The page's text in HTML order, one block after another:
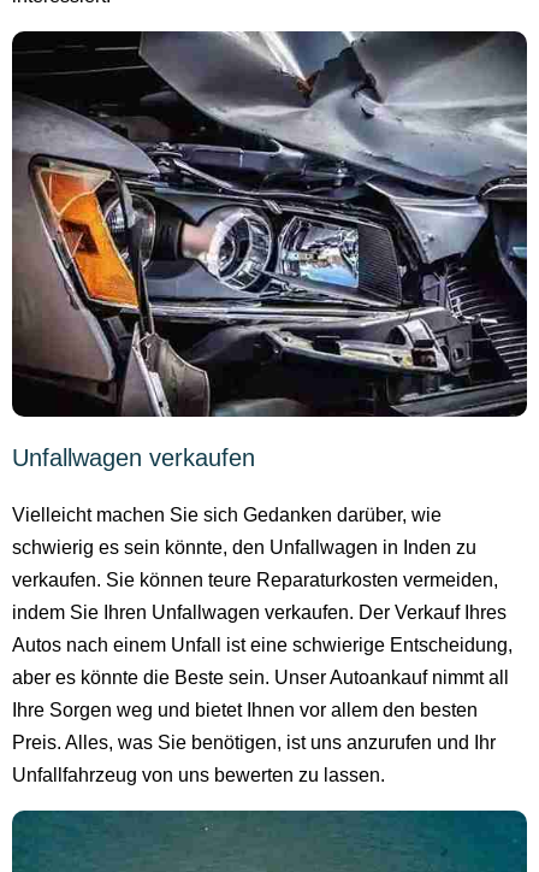
Unfallwagen verkaufen
Vielleicht machen Sie sich Gedanken darüber, wie
schwierig es sein könnte, den Unfallwagen in Inden zu
verkaufen. Sie können teure Reparaturkosten vermeiden,
indem Sie Ihren Unfallwagen verkaufen. Der Verkauf Ihres
Autos nach einem Unfall ist eine schwierige Entscheidung,
aber es könnte die Beste sein. Unser Autoankauf nimmt all
Ihre Sorgen weg und bietet Ihnen vor allem den besten
Preis. Alles, was Sie benötigen, ist uns anzurufen und Ihr
Unfallfahrzeug von uns bewerten zu lassen.